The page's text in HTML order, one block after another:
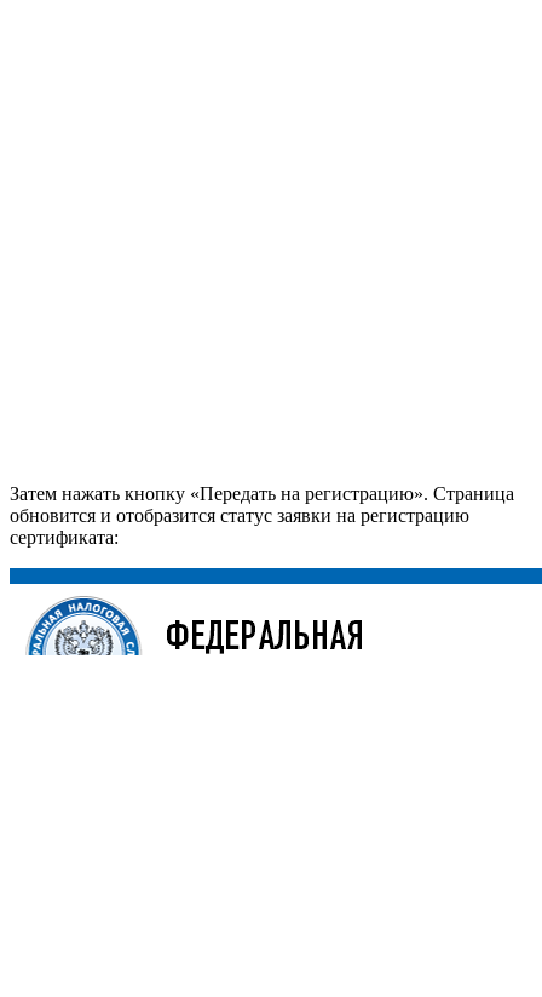
Затем нажать кнопку «Передать на регистрацию». Страница
обновится и отобразится статус заявки на регистрацию
сертификата: